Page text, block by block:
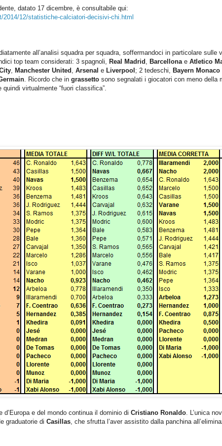
datato 17 dicembre, è consultabile qui:
2014/12/statistiche-calciatori-decisivi-chi.html
all’analisi squadra per squadra, soffermandoci in particolare sulle
top team considerati: 3 spagnoli, Real Madrid , Barcellona e Atletico
, Manchester United , Arsenal e Liverpool ; 2 tedeschi, Bayern Monaco
. Ricordo che in grassetto sono segnalati i giocatori con meno della
virtualmente “fuori classifica”.
d’Europa e del mondo continua il dominio di Cristiano Ronaldo. L’unica
graduatorie di Casillas, che sfrutta l’aver assistito dalla panchina